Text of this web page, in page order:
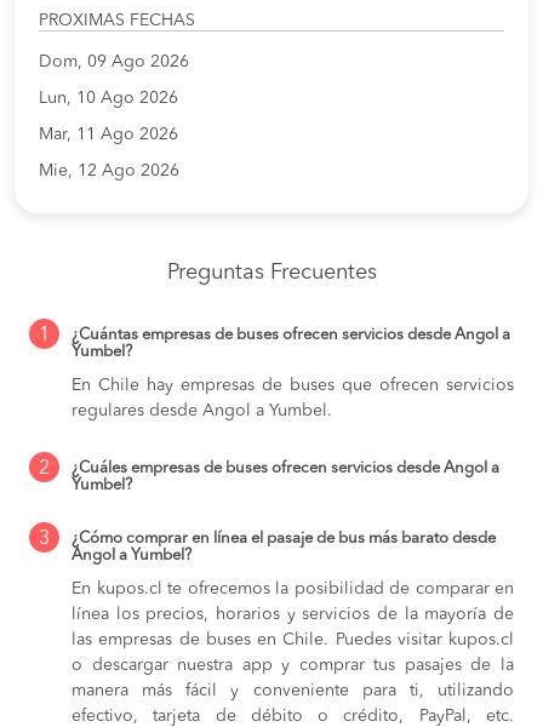
PROXIMAS FECHAS
Dom, 09 Ago 2026
Lun, 10 Ago 2026
Mar, 11 Ago 2026
Mie, 12 Ago 2026
Preguntas Frecuentes
1
¿Cuántas empresas de buses ofrecen servicios desde Angol a
Yumbel?
En Chile hay empresas de buses que ofrecen servicios
regulares desde Angol a Yumbel.
2
¿Cuáles empresas de buses ofrecen servicios desde Angol a
Yumbel?
3
¿Cómo comprar en línea el pasaje de bus más barato desde
Angol a Yumbel?
En kupos.cl te ofrecemos la posibilidad de comparar en
línea los precios, horarios y servicios de la mayoría de
las empresas de buses en Chile. Puedes visitar kupos.cl
o descargar nuestra app y comprar tus pasajes de la
manera más fácil y conveniente para ti, utilizando
efectivo, tarjeta de débito o crédito, PayPal, etc.